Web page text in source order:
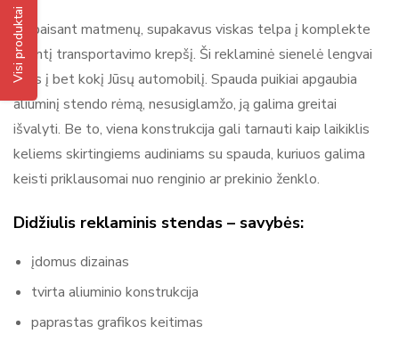
Visi produktai
Nepaisant matmenų, supakavus viskas telpa į komplekte
esantį transportavimo krepšį. Ši reklaminė sienelė lengvai
tilps į bet kokį Jūsų automobilį. Spauda puikiai apgaubia
aliuminį stendo rėmą, nesusiglamžo, ją galima greitai
išvalyti. Be to, viena konstrukcija gali tarnauti kaip laikiklis
keliems skirtingiems audiniams su spauda, kuriuos galima
keisti priklausomai nuo renginio ar prekinio ženklo.
Didžiulis reklaminis stendas – savybės:
įdomus dizainas
tvirta aliuminio konstrukcija
paprastas grafikos keitimas
Adsystem
Adsystem – reklaminiai sprendimai, stendai ir parodų įranga
Adsystem yra reklamos ir parodų sistemų gamintojas,
kuriantis įvairius reklamos sprendimus ir ekspozicinius
įrenginius verslui ir renginiams. Produktų asortimentą sudaro
reklaminės sienelės, roll-up stendai, šviesdėžės (lightbox),
parodų stendai, baneriai ir kitos sistemos reklamai bei
lengvai surenkami, todėl tinka naudojimui parodose,
svarbu aiškiai ir efektyviai pristatyti prekę ar prekės ženklą.